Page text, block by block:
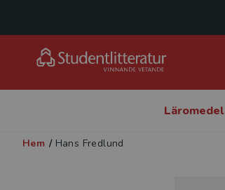
Läromedel
Hem / Hans Fredlund